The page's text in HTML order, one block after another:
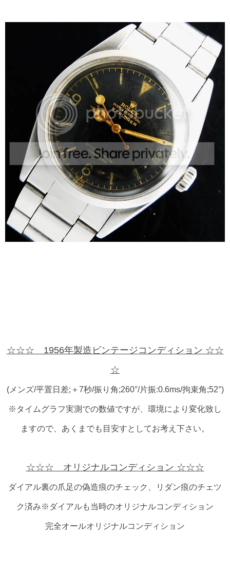
☆☆☆ 1956年製造ビンテージコンディション ☆☆
☆
(メンズ/平置日差;＋7秒/振り角;260°/片振:0.6ms/拘束角;52°)
※タイムグラフ実測での数値ですが、環境により変化致し
ますので、あくまでも目安すとしてお考え下さい。
☆☆☆ オリジナルコンディション ☆☆☆
ダイアル裏の爪足の偽造痕のチェック、リダン痕のチェツ
ク済み※ダイアルも当時のオリジナルコンディション
完全オールオリジナルコンディション